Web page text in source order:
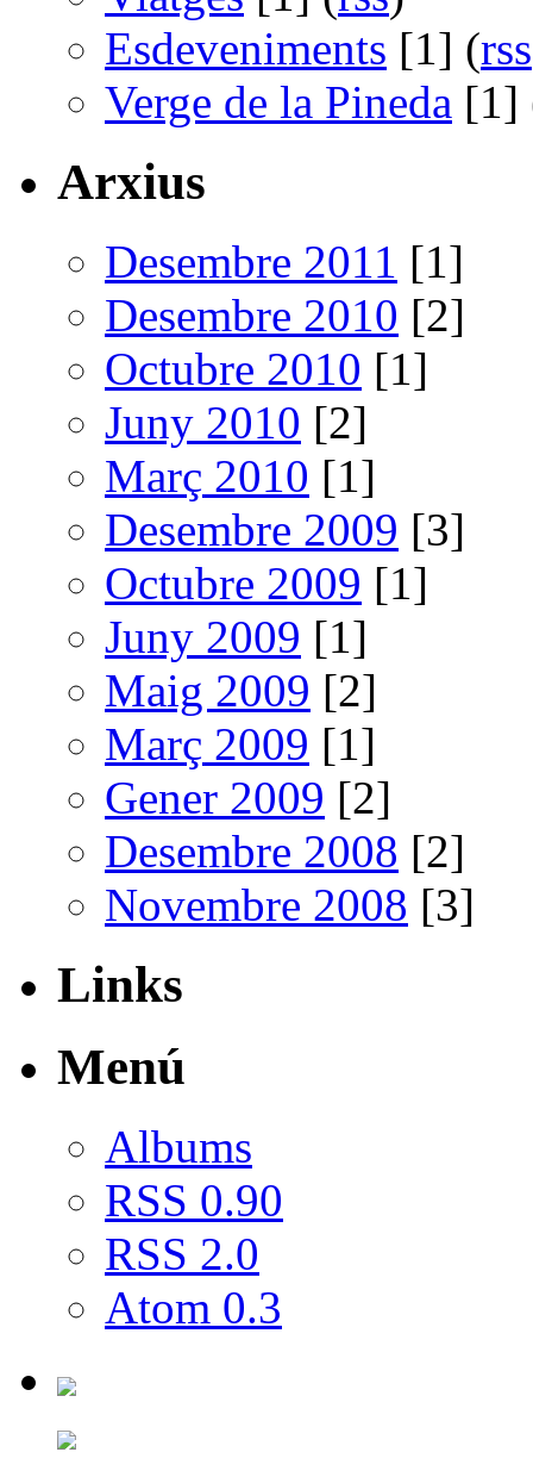
Esdeveniments [1] (rss
Verge de la Pineda [1]
Arxius
Desembre 2011 [1]
Desembre 2010 [2]
Octubre 2010 [1]
Juny 2010 [2]
Març 2010 [1]
Desembre 2009 [3]
Octubre 2009 [1]
Juny 2009 [1]
Maig 2009 [2]
Març 2009 [1]
Gener 2009 [2]
Desembre 2008 [2]
Novembre 2008 [3]
Links
Menú
Albums
RSS 0.90
RSS 2.0
Atom 0.3